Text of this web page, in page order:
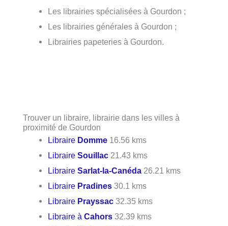
Les librairies spécialisées à Gourdon ;
Les librairies générales à Gourdon ;
Librairies papeteries à Gourdon.
Trouver un libraire, librairie dans les villes à
proximité de Gourdon
Libraire Domme 16.56 kms
LibraireSouillac 21.43 kms
LibraireSarlat-la-Canéda 26.21 kms
Libraire Pradines 30.1 kms
Libraire Prayssac 32.35 kms
Libraire àCahors 32.39 kms